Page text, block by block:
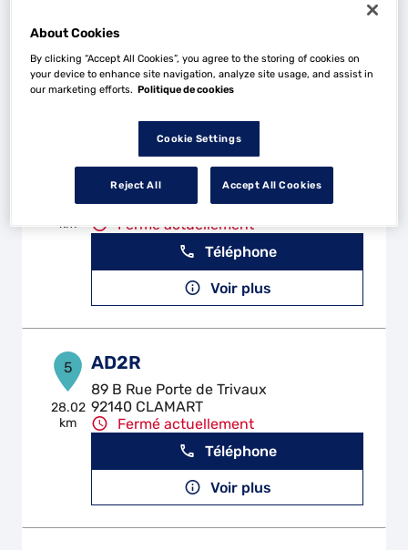
Téléphone
Voir plus
25.86
km
GARAGE SAINT ELOI
2 - 4 Rue Rodier
94700 MAISONS ALFORT
Fermé actuellement
Téléphone
Voir plus
5
28.02
km
AD2R
89 B Rue Porte de Trivaux
92140 CLAMART
Fermé actuellement
Téléphone
Voir plus
About Cookies
By clicking “Accept All Cookies”, you agree to the storing of cookies on
your device to enhance site navigation, analyze site usage, and assist in
our marketing efforts. Politique de cookies
Cookie Settings
Reject All Accept All Cookies